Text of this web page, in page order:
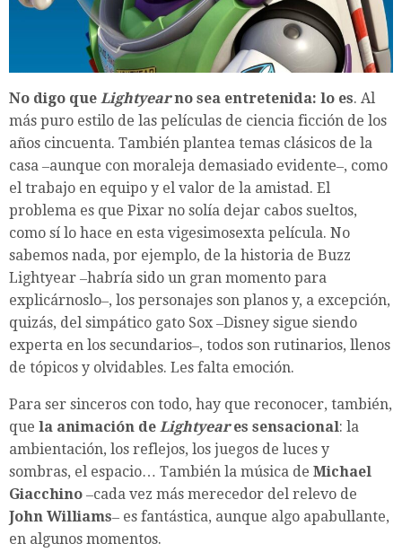
No digo que Lightyearno sea entretenida: lo es. Al
más puro estilo de las películas de ciencia ficción de los
años cincuenta. También plantea temas clásicos de la
casa ‒aunque con moraleja demasiado evidente‒, como
el trabajo en equipo y el valor de la amistad. El
problema es que Pixar no solía dejar cabos sueltos,
como sí lo hace en esta vigesimosexta película. No
sabemos nada, por ejemplo, de la historia de Buzz
Lightyear ‒habría sido un gran momento para
explicárnoslo‒, los personajes son planos y, a excepción,
quizás, del simpático gato Sox ‒Disney sigue siendo
experta en los secundarios‒, todos son rutinarios, llenos
de tópicos y olvidables. Les falta emoción.
Para ser sinceros con todo, hay que reconocer, también,
que la animación de Lightyeares sensacional: la
ambientación, los reflejos, los juegos de luces y
sombras, el espacio… También la música de Michael
Giacchino ‒cada vez más merecedor del relevo de
John Williams‒ es fantástica, aunque algo apabullante,
en algunos momentos.